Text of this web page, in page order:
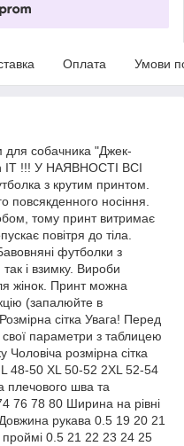
Оплата Умови
для собачника "Джек-
IT !!! У НАЯВНОСТІ ВСІ
з крутим принтом.
повсякденного носіння.
тому принт витримає
повітря до тіла.
футболки з
і взимку. Вироби
жінок. Принт можна
(запалюйте в
сітка Увага! Перед
параметри з таблицею
Чоловіча розмірна сітка
48-50 XL 50-52 2XL 52-54
плечового шва та
76 78 80 Ширина на рівні
рукава 0.5 19 20 21
0.5 21 22 23 24 25